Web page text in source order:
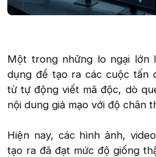
Một trong những lo ngại lớn
dụng để tạo ra các cuộc tấn
từ tự động viết mã độc, dò
nội dung giả mạo với độ chân
Hiện nay, các hình ảnh,
tạo ra đã đạt mức độ giống